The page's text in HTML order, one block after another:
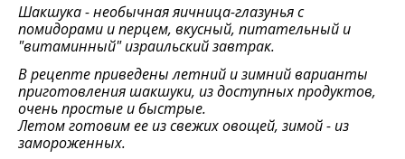
Шакшука - необычная яичница-глазунья с
помидорами и перцем, вкусный, питательный и
"витаминный" израильский завтрак.
В рецепте приведены летний и зимний варианты
приготовления шакшуки, из доступных продуктов,
очень простые и быстрые.
Летом готовим ее из свежих овощей, зимой - из
замороженных.